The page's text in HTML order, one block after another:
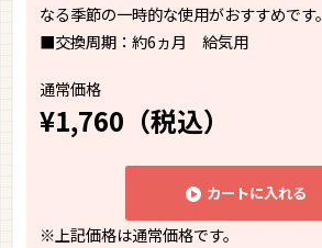
なる季節の一時的な使用がおすすめです。
■交換周期：約6ヵ月 給気用
通常価格
¥1,760（税込）
カートに入れる
※上記価格は通常価格です。